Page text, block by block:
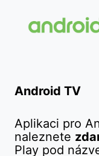
Android TV
Aplikaci pro
naleznete
Play pod